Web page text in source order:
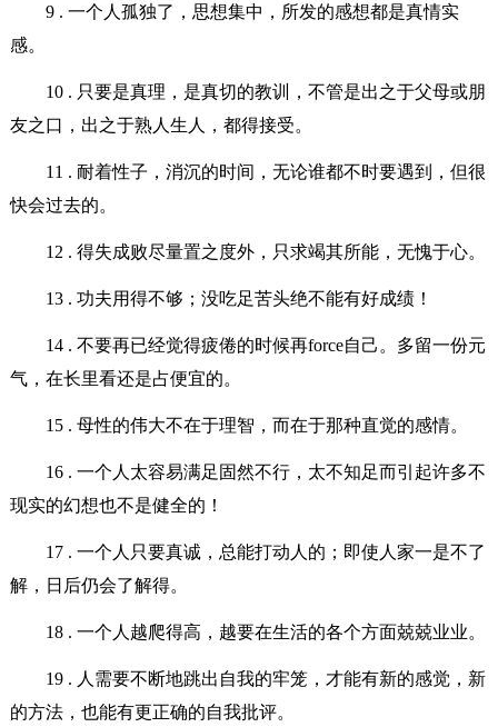
9 . 一个人孤独了，思想集中，所发的感想都是真情实
感。
10 . 只要是真理，是真切的教训，不管是出之于父母或朋
友之口，出之于熟人生人，都得接受。
11 . 耐着性子，消沉的时间，无论谁都不时要遇到，但很
快会过去的。
12 . 得失成败尽量置之度外，只求竭其所能，无愧于心。
13 . 功夫用得不够；没吃足苦头绝不能有好成绩！
14 . 不要再已经觉得疲倦的时候再force自己。多留一份元
气，在长里看还是占便宜的。
15 . 母性的伟大不在于理智，而在于那种直觉的感情。
16 . 一个人太容易满足固然不行，太不知足而引起许多不
现实的幻想也不是健全的！
17 . 一个人只要真诚，总能打动人的；即使人家一是不了
解，日后仍会了解得。
18 . 一个人越爬得高，越要在生活的各个方面兢兢业业。
19 . 人需要不断地跳出自我的牢笼，才能有新的感觉，新
的方法，也能有更正确的自我批评。